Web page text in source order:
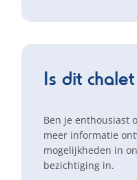
Is dit
Ben je enthousiast
meer informatie
mogelijkheden in
bezichtiging in.